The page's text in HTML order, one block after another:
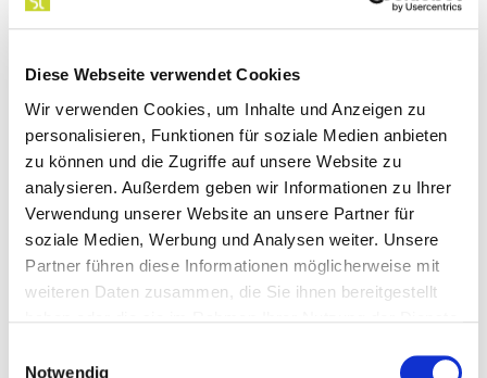
Diese Webseite verwendet Cookies
Wir verwenden Cookies, um Inhalte und Anzeigen zu
personalisieren, Funktionen für soziale Medien anbieten
zu können und die Zugriffe auf unsere Website zu
analysieren. Außerdem geben wir Informationen zu Ihrer
Verwendung unserer Website an unsere Partner für
soziale Medien, Werbung und Analysen weiter. Unsere
Partner führen diese Informationen möglicherweise mit
weiteren Daten zusammen, die Sie ihnen bereitgestellt
Notwendig
Verspätung ergibt. Heben Sie darüber hinaus
Tipp 5: Ansprüche können
verjähren
Bitte beachten Sie, dass Ihre Ansprüche in drei
Jahren zum Jahresende ab der Verspätung
verjähren. Wurden Sie von der Airline nicht auf ihre
Rechte zum Schadenersatz hingewiesen, muss die
Airline auch die Kosten der anwaltlichen Vertretung